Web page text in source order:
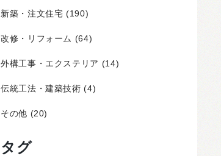
新築・注文住宅 (190)
改修・リフォーム (64)
外構工事・エクステリア (14)
伝統工法・建築技術 (4)
その他 (20)
タグ